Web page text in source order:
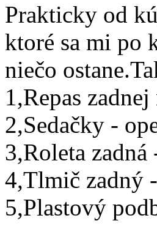
Prakticky od
ktoré sa mi po
niečo
1,Repas
2,Sedačky -
3,Roleta zadná
4,Tlmič zadný
5,Plastový